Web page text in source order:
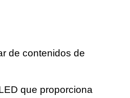
de contenidos de
que proporciona